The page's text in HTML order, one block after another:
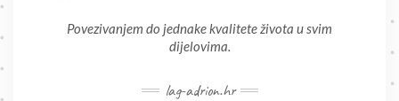
Povezivanjem do jednake kvalitete života u svim
dijelovima.
lag-adrion.hr